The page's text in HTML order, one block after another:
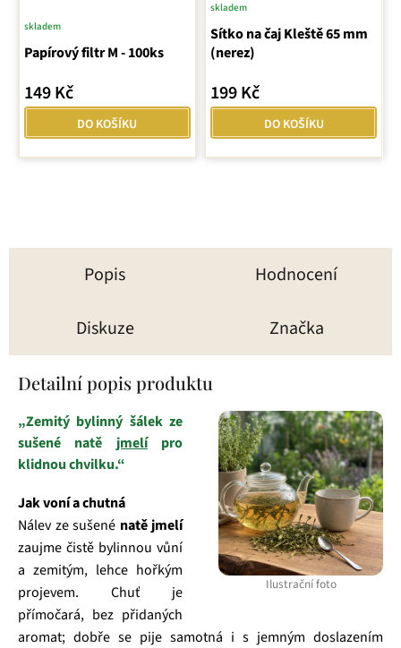
Papírový filtr M - 100ks
Průměrné
hodnocení
je
z
5
skladem
149 Kč
DO KOŠÍKU
Sítko na čaj Kleště 65 mm
(nerez)
skladem
199 Kč
DO KOŠÍKU
Popis Hodnocení
Diskuze Značka
Detailní popis produktu
Ilustrační foto
„Zemitý bylinný šálek ze
sušené natě jmelípro
klidnou chvilku.“
Jak voní a chutná
Nálev ze sušené natě jmelí
zaujme čistě bylinnou vůní
a zemitým, lehce hořkým
projevem. Chuť je
přímočará, bez přidaných
aromat; dobře se pije samotná i s jemným doslazením